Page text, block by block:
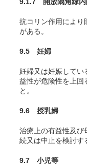
抗コリン作用により
がある。
9.5 妊婦
妊婦又は妊娠してい
益性が危険性を上回
と。
9.6 授乳婦
治療上の有益性及び
続又は中止を検討す
9.7 小児等